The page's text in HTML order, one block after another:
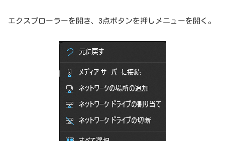
エクスプローラーを開き、3点ボタンを押しメニューを開く。